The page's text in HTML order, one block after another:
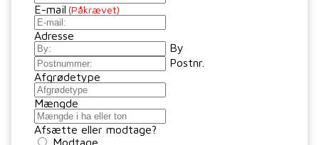
E-mail (Påkrævet)
Adresse
By
Postnr.
Afgrødetype
Mængde
Afsætte eller modtage?
Modtage